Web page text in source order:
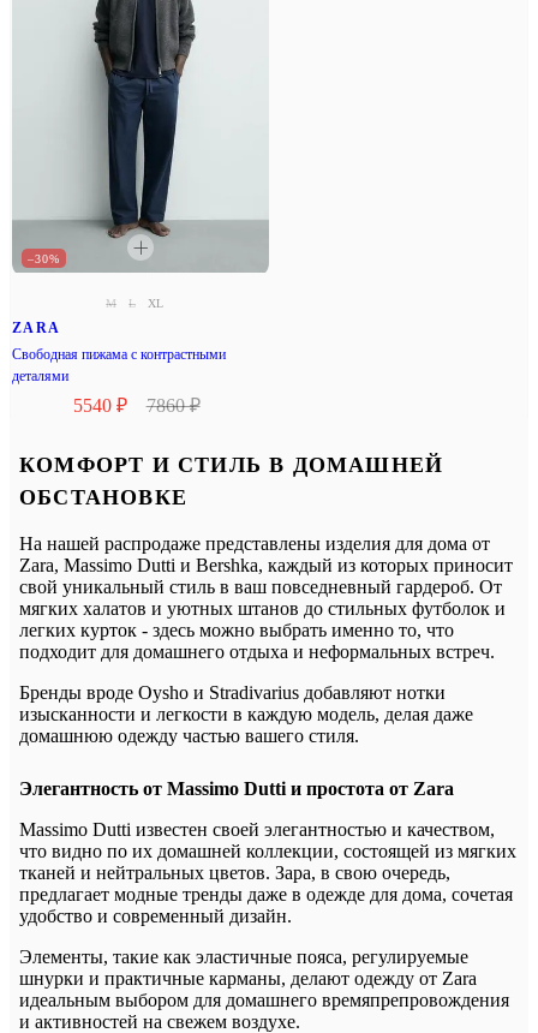
–30%
M L XL
ZARA
Свободная пижама с контрастными
деталями
5540 ₽ 7860 ₽
КОМФОРТ И СТИЛЬ В ДОМАШНЕЙ
ОБСТАНОВКЕ
На нашей распродаже представлены изделия для дома от
Zara, Massimo Dutti и Bershka, каждый из которых приносит
свой уникальный стиль в ваш повседневный гардероб. От
мягких халатов и уютных штанов до стильных футболок и
легких курток - здесь можно выбрать именно то, что
подходит для домашнего отдыха и неформальных встреч.
Бренды вроде Oysho и Stradivarius добавляют нотки
изысканности и легкости в каждую модель, делая даже
домашнюю одежду частью вашего стиля.
Элегантность от Massimo Dutti и простота от Zara
Massimo Dutti известен своей элегантностью и качеством,
что видно по их домашней коллекции, состоящей из мягких
тканей и нейтральных цветов. Зара, в свою очередь,
предлагает модные тренды даже в одежде для дома, сочетая
удобство и современный дизайн.
Элементы, такие как эластичные пояса, регулируемые
шнурки и практичные карманы, делают одежду от Zara
идеальным выбором для домашнего времяпрепровождения
и активностей на свежем воздухе.